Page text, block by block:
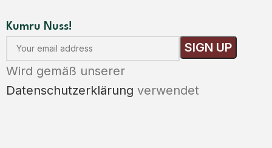
Kumru Nuss!
Wird gemäß unserer
Datenschutzerklärung verwendet